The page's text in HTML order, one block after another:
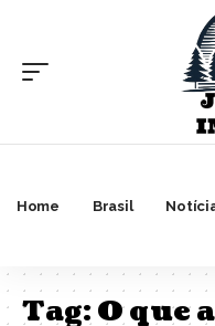
Home Brasil
Tag:O que